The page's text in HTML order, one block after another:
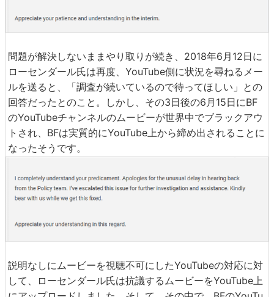
問題が解決しないままやり取りが続き、2018年6月12日に
ローセンダール氏は再度、YouTube側に状況を尋ねるメー
ルを送ると、「調査が続いているので待ってほしい」との
回答だったとのこと。しかし、その3日後の6月15日にBF
のYouTubeチャンネルのムービーが世界中でブラックアウ
トされ、BFは実質的にYouTube上から締め出されることに
なったそうです。
説明なしにムービーを視聴不可にしたYouTubeの対応に対
して、ローセンダール氏は抗議するムービーをYouTube上